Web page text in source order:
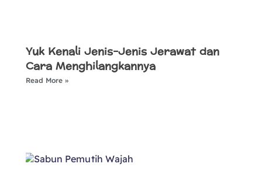
Yuk Kenali Jenis-Jenis Jerawat dan
Cara Menghilangkannya
Read More »